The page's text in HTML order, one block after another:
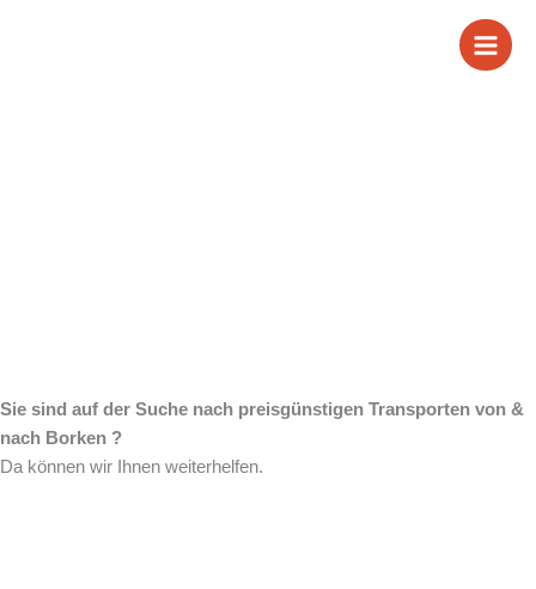
Sie sind auf der Suche nach preisgünstigen Transporten von &
nach Borken ?
Da können wir Ihnen weiterhelfen.